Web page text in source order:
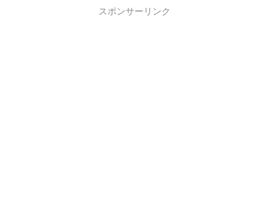
スポンサーリンク